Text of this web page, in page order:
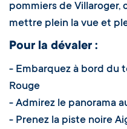
pommiers de Villaroger,
mettre plein la vue et
Pour la dévaler :
- Embarquez à bord du
Rouge
- Admirez le panorama
- Prenez la piste noire